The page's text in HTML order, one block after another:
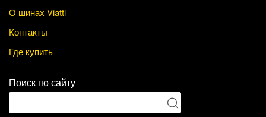
О шинах Viatti
Контакты
Где купить
Поиск по сайту